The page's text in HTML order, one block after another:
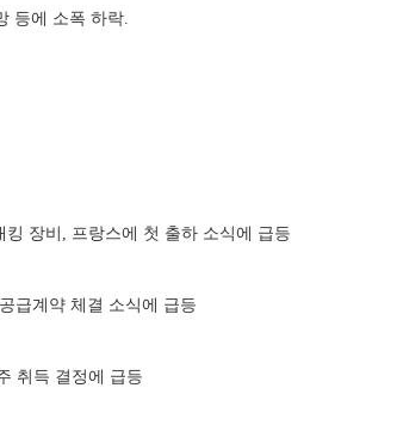
등에 소폭 하락.
장비, 프랑스에 첫 출하 소식에 급등
급계약 체결 소식에 급등
취득 결정에 급등